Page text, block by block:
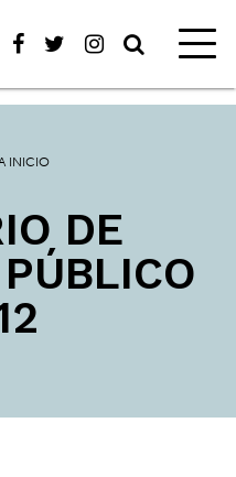
INICIO
DE